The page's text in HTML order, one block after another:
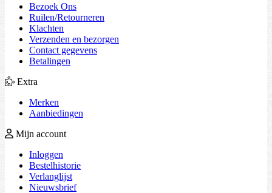
Bezoek Ons
Ruilen/Retourneren
Klachten
Verzenden en bezorgen
Contact gegevens
Betalingen
Extra
Merken
Aanbiedingen
Mijn account
Inloggen
Bestelhistorie
Verlanglijst
Nieuwsbrief